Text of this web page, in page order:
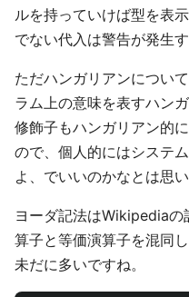
ルを持っていけば型を表
でない代入は警告が発生
ただハンガリアンについ
ラム上の意味を表すハン
修飾子もハンガリアン的
ので、個人的にはシステ
よ、でいいのかなとは思い
ヨーダ記法はWikipedia
算子と等価演算子を混同
未だに多いですね。